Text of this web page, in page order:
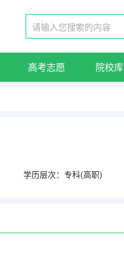
高考志愿 院校库
学历层次：专科(高职)